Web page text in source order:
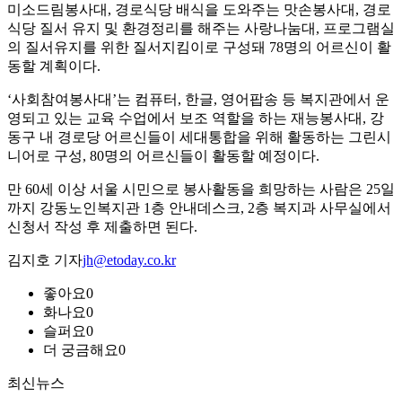
미소드림봉사대, 경로식당 배식을 도와주는 맛손봉사대, 경로
식당 질서 유지 및 환경정리를 해주는 사랑나눔대, 프로그램실
의 질서유지를 위한 질서지킴이로 구성돼 78명의 어르신이 활
동할 계획이다.
‘사회참여봉사대’는 컴퓨터, 한글, 영어팝송 등 복지관에서 운
영되고 있는 교육 수업에서 보조 역할을 하는 재능봉사대, 강
동구 내 경로당 어르신들이 세대통합을 위해 활동하는 그린시
니어로 구성, 80명의 어르신들이 활동할 예정이다.
만 60세 이상 서울 시민으로 봉사활동을 희망하는 사람은 25일
까지 강동노인복지관 1층 안내데스크, 2층 복지과 사무실에서
신청서 작성 후 제출하면 된다.
김지호 기자jh@etoday.co.kr
좋아요0
화나요0
슬퍼요0
더 궁금해요0
최신뉴스